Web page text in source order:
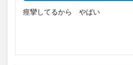
痙攣してるから やばい